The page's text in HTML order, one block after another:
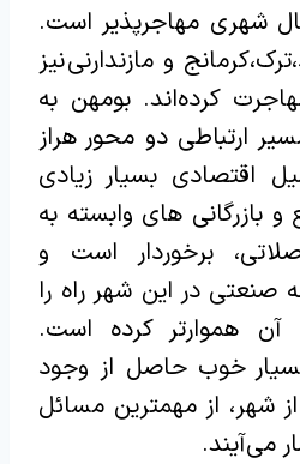
شهری مهاجرپذیر است.
و مازندارنی نیز
کرده‌اند. بومهن به
ارتباطی دو محور هراز
اقتصادی بسیار زیادی
و بازرگانی های وابسته به
برخوردار است و
در این شهر راه را
آن هموارتر کرده است.
خوب حاصل از وجود
شهر، از مهمترین مسائل
می‌آیند.